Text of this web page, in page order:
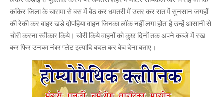
कांकेर जिला के चारामा से बस में बैठ कर धमतरी में उतर कर रात में सुनसान जगहों
की रेकी कर बाहर खड़े दोपहिया वाहन जिनका लॉक नहीं लगा होता है उन्हें आसानी से
चोरी करना स्वीकार किये। चोरी किये वाहनों को कुछ दिनों तक अपने कब्जे में रख
कर फिर उनका नंबर प्लेट इत्यादि बदल कर बेच देना बताए।